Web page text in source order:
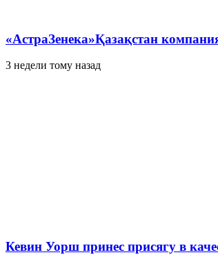
«АстраЗенека»Қазақстан
3 недели тому назад
Кевин Уорш принес присягу в